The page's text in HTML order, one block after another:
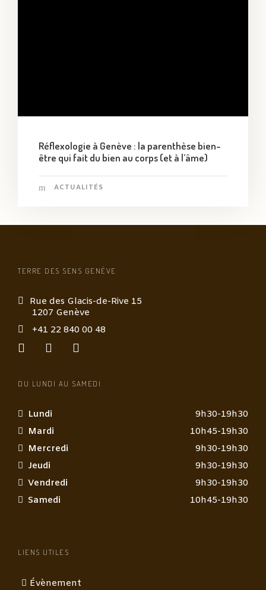
Réflexologie à Genève : la parenthèse bien-
être qui fait du bien au corps (et à l’âme)
ACTUALITÉS
TERRE DES SENS GENÈVE
Rue des Glacis-de-Rive 15
1207 Genève
+41 22 840 00 48
DU LUNDI AU SAMEDI
Lundi
9h30-19h30
Mardi
10h45-19h30
Mercredi
9h30-19h30
Jeudi
9h30-19h30
Vendredi
9h30-19h30
Samedi
10h45-19h30
LIENS UTILES
Évènement